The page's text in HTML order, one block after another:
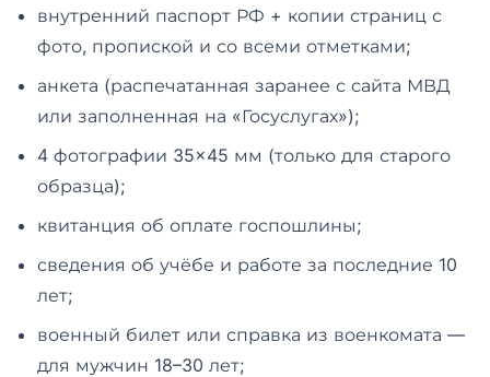
внутренний паспорт РФ + копии страниц с
фото, пропиской и со всеми отметками;
анкета (распечатанная заранее с сайта МВД
или заполненная на «Госуслугах»);
4 фотографии 35×45 мм (только для старого
образца);
квитанция об оплате госпошлины;
сведения об учёбе и работе за последние 10
лет;
военный билет или справка из военкомата —
для мужчин 18–30 лет;